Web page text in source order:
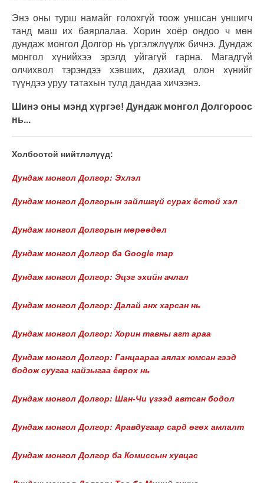
Энэ оны турш намайг голохгүй тоож уншсан уншигч
танд маш их баярлалаа. Хорин хоёр ондоо ч мөн
дундаж монгол Долгор нь үргэлжлүүлж бичнэ. Дундаж
монгол хүнийхээ эрэлд уйгагүй гарна. Магадгүй
олчихвол тэрэндээ хэвших, дахиад олон хүнийг
түүндээ уруу татахын тулд дандаа хичээнэ.
Шинэ оны мэнд хүргэе! Дундаж монгол Долгороос
нь...
Холбоотой нийтлэлүүд:
Дундаж монгол Долгор: Эхлэл
Дундаж монгол Долгорын зайлшгүй сурах ёстой хэл
Дундаж монгол Долгорын мөрөөдөл
Дундаж монгол Долгор ба Google map
Дундаж монгол Долгор: Эцэг эхийн ачлал
Дундаж монгол Долгор: Далай анх харсан нь
Дундаж монгол Долгор: Хорин тавны агт араа
Дундаж монгол Долгор: Ганцаараа аялах юмсан гээд
бодож суугаа найзыгаа ёврох нь
Дундаж монгол Долгор: Шан-Чи үзээд автсан бодол
Дундаж монгол Долгор: Аравдугаар сард өгөх амлалт
Дундаж монгол Долгор ба Комиссын хувцас